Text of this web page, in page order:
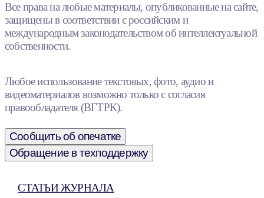
Все права на любые материалы, опубликованные на сайте,
защищены в соответствии с российским и
международным законодательством об интеллектуальной
собственности.
Любое использование текстовых, фото, аудио и
видеоматериалов возможно только с согласия
правообладателя (ВГТРК).
Сообщить об опечатке
Обращение в техподдержку
СТАТЬИ ЖУРНАЛА